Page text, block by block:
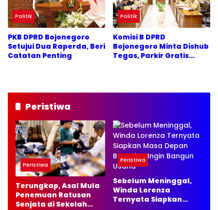
Politik
PKB DPRD Bojonegoro
Setujui Dua Raperda, Beri
Catatan Penting
Politik
Komisi B DPRD
Bojonegoro Minta Dishub
Tegas, Parkir Gratis
Peristiwa
Peristiwa
Terungkap, Asal Mula
Penemuan Ratusan
Senjata di Sekolah
Peristiwa
Sebelum Meninggal,
Winda Lorenza
Ternyata Siapkan